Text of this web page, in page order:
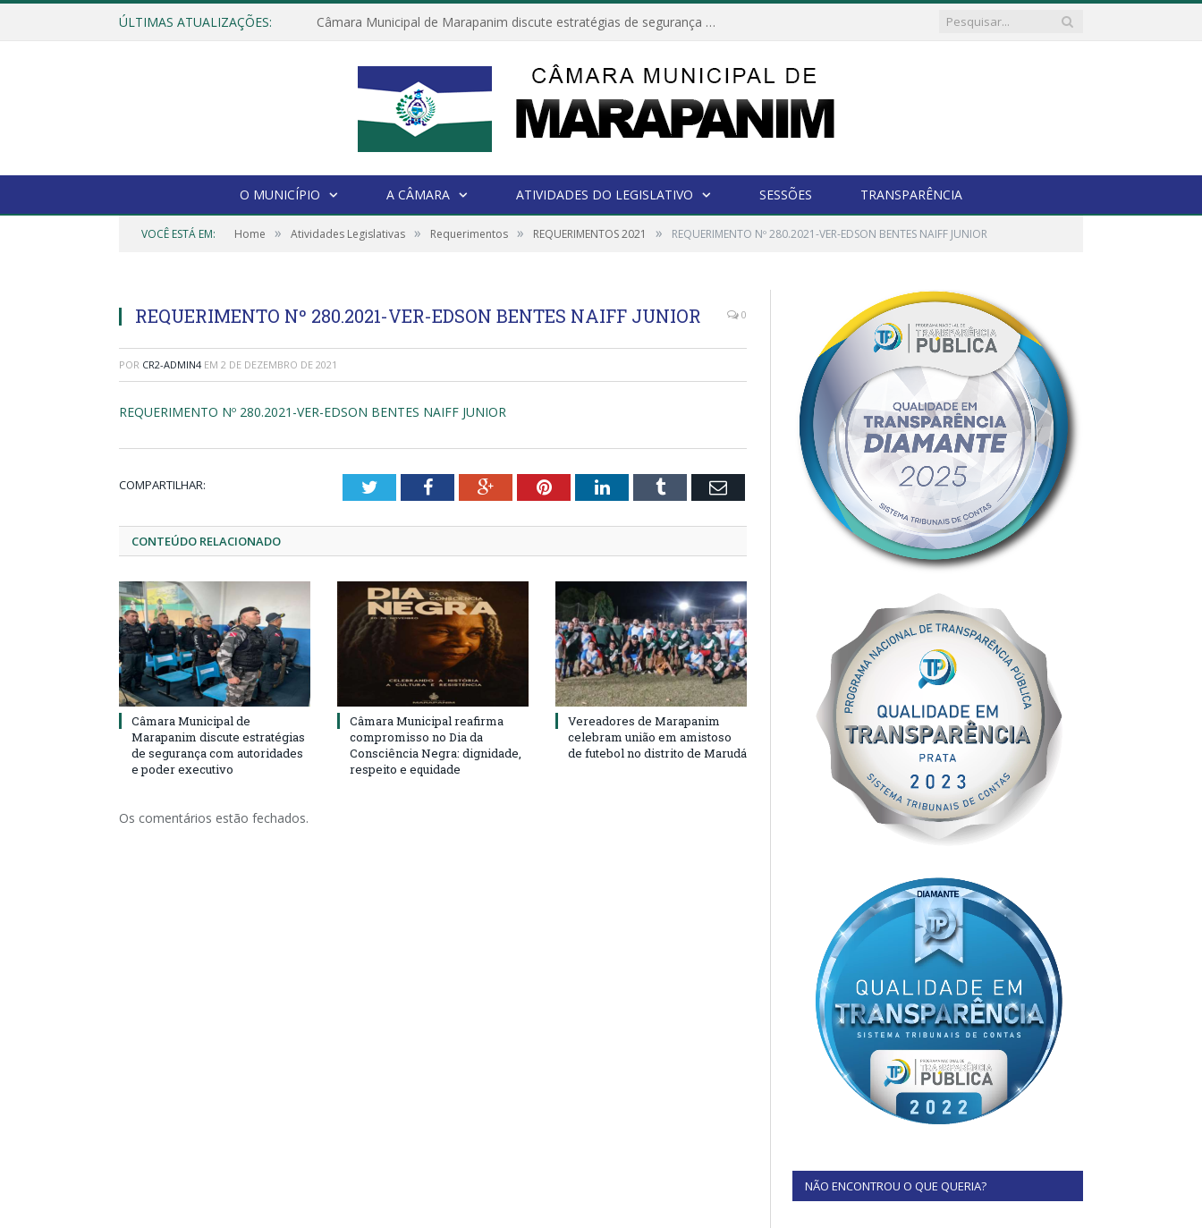
ÚLTIMAS ATUALIZAÇÕES: Câmara Municipal de Marapanim discute estratégias de segurança com autoridades e poder executivo
O MUNICÍPIO A CÂMARA ATIVIDADES DO LEGISLATIVO SESSÕES TRANSPARÊNCIA
VOCÊ ESTÁ EM: Home » Atividades Legislativas » Requerimentos » REQUERIMENTOS 2021 » REQUERIMENTO Nº 280.2021-VER-EDSON BENTES NAIFF JUNIOR
REQUERIMENTO Nº 280.2021-VER-EDSON BENTES NAIFF JUNIOR 0
POR CR2-ADMIN4 EM 2 DE DEZEMBRO DE 2021
REQUERIMENTO Nº 280.2021-VER-EDSON BENTES NAIFF JUNIOR
COMPARTILHAR: TwitterFacebookGoogle+PinterestLinkedInTumblr Email
CONTEÚDO RELACIONADO
Câmara Municipal de
Marapanim discute estratégias
de segurança com autoridades
e poder executivo
Câmara Municipal reafirma
compromisso no Dia da
Consciência Negra: dignidade,
respeito e equidade
Vereadores de Marapanim
celebram união em amistoso
de futebol no distrito de Marudá
Os comentários estão fechados.
NÃO ENCONTROU O QUE QUERIA?